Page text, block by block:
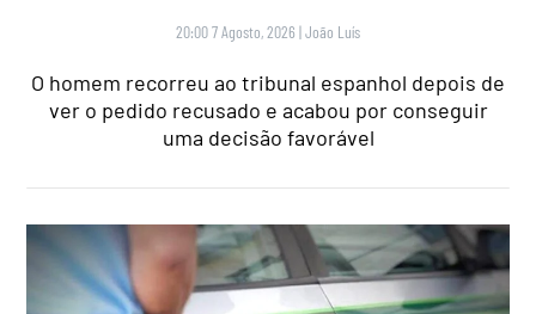
20:00 7 Agosto, 2026 |João Luís
O homem recorreu ao tribunal espanhol depois de
ver o pedido recusado e acabou por conseguir
uma decisão favorável